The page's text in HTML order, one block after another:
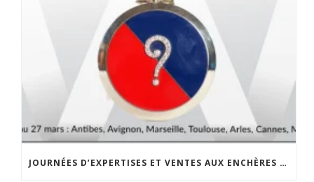
JOURNÉES D’EXPERTISES ET VENTES AUX ENCHÈRES DANS LE SUD DE LA FRANCE DU 8 AU 27 MARS 2025